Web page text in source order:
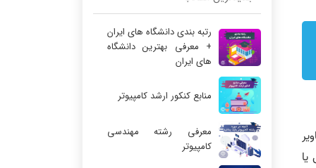
رتبه بندی دانشگاه های ایران
+ معرفی بهترین دانشگاه
های ایران
منابع کنکور ارشد کامپیوتر
معرفی رشته مهندسی
کامپیوتر